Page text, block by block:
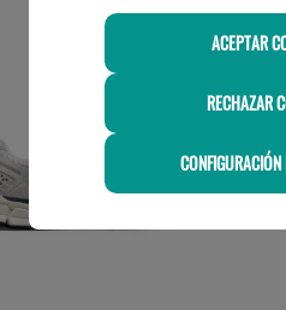
ACEPTAR
RECHAZAR